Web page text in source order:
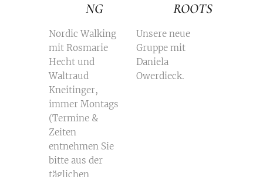
NG
Nordic Walking
mit Rosmarie
Hecht und
Waltraud
Kneitinger,
immer Montags
(Termine &
Zeiten
entnehmen Sie
bitte aus der
täglichen
ROOTS
Unsere neue
Gruppe mit
Daniela
Owerdieck.